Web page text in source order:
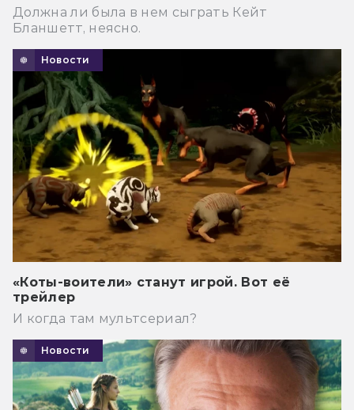
Должна ли была в нем сыграть Кейт
Бланшетт, неясно.
Новости
«Коты-воители» станут игрой. Вот её
трейлер
И когда там мультсериал?
Новости